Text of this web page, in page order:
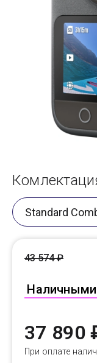
Доставка
Trade-In
Standard
Наличными
43 574 ₽
37 890
При оплате